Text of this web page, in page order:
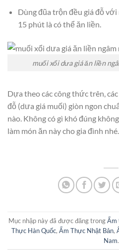
Dùng đũa trộn đều giá đỗ
15 phút là có thể ăn liền.
muối xổi dưa giá ăn liền
Dựa theo các công thức trên,
đỗ (dưa giá muối) giòn ngon
nào. Không có gì khó đúng
làm món ăn này cho gia đình
Mục nhập này đã được đăng trongẨm
Thực Hàn Quốc, Ẩm Thực Nhật Bản,
Nam.